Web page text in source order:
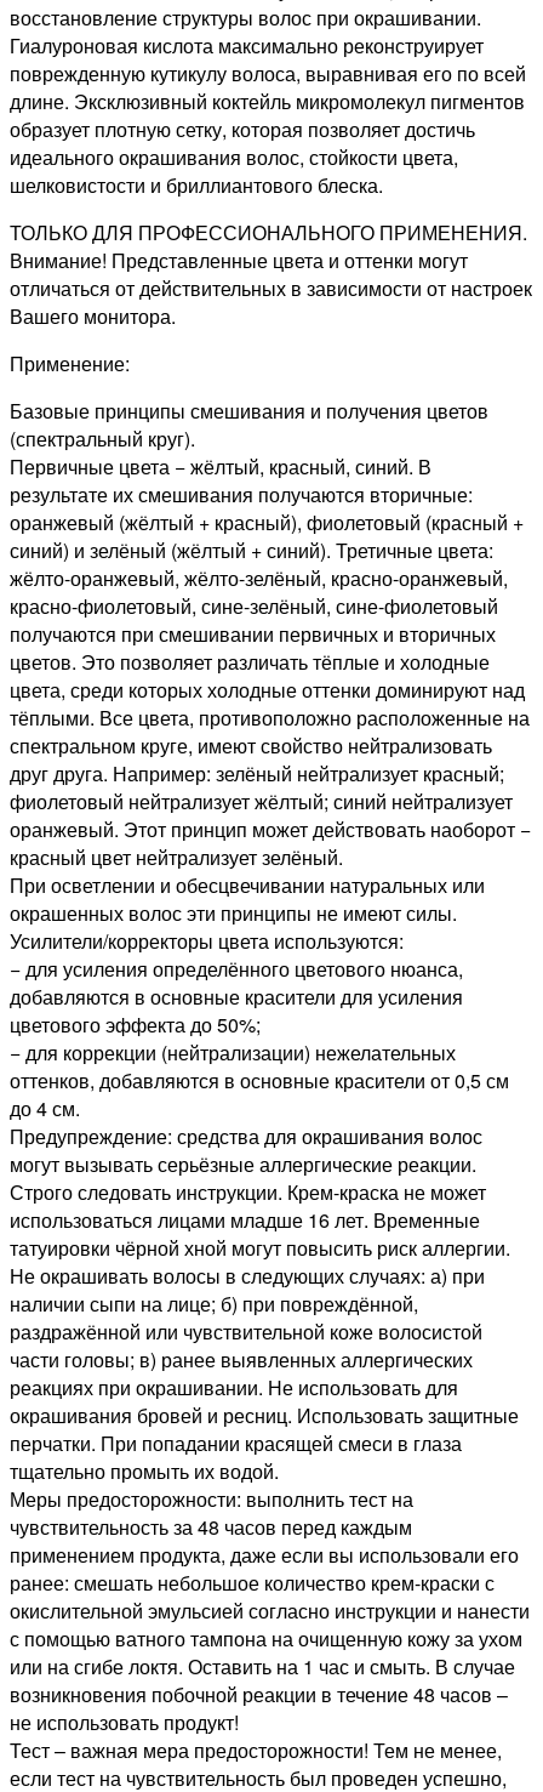
БЛОНДИН
ПЕРЛАМУТРОВЫЙ
ПЕПЕЛЬНЫЙ,
100мл
восстановление структуры волос при окрашивании.
Гиалуроновая кислота максимально реконструирует
поврежденную кутикулу волоса, выравнивая его по всей
длине. Эксклюзивный коктейль микромолекул пигментов
образует плотную сетку, которая позволяет достичь
идеального окрашивания волос, стойкости цвета,
шелковистости и бриллиантового блеска.
ТОЛЬКО ДЛЯ ПРОФЕССИОНАЛЬНОГО ПРИМЕНЕНИЯ.
Внимание! Представленные цвета и оттенки могут
отличаться от действительных в зависимости от настроек
Вашего монитора.
Применение:
Базовые принципы смешивания и получения цветов
(спектральный круг).
Первичные цвета − жёлтый, красный, синий. В
результате их смешивания получаются вторичные:
оранжевый (жёлтый + красный), фиолетовый (красный +
синий) и зелёный (жёлтый + синий). Третичные цвета:
жёлто-оранжевый, жёлто-зелёный, красно-оранжевый,
красно-фиолетовый, сине-зелёный, сине-фиолетовый
получаются при смешивании первичных и вторичных
цветов. Это позволяет различать тёплые и холодные
цвета, среди которых холодные оттенки доминируют над
тёплыми. Все цвета, противоположно расположенные на
спектральном круге, имеют свойство нейтрализовать
друг друга. Например: зелёный нейтрализует красный;
фиолетовый нейтрализует жёлтый; синий нейтрализует
оранжевый. Этот принцип может действовать наоборот −
красный цвет нейтрализует зелёный.
При осветлении и обесцвечивании натуральных или
окрашенных волос эти принципы не имеют силы.
Усилители/корректоры цвета используются:
− для усиления определённого цветового нюанса,
добавляются в основные красители для усиления
цветового эффекта до 50%;
− для коррекции (нейтрализации) нежелательных
оттенков, добавляются в основные красители от 0,5 см
до 4 см.
Предупреждение: средства для окрашивания волос
могут вызывать серьёзные аллергические реакции.
Строго следовать инструкции. Крем-краска не может
использоваться лицами младше 16 лет. Временные
татуировки чёрной хной могут повысить риск аллергии.
Не окрашивать волосы в следующих случаях: а) при
наличии сыпи на лице; б) при повреждённой,
раздражённой или чувствительной коже волосистой
части головы; в) ранее выявленных аллергических
реакциях при окрашивании. Не использовать для
окрашивания бровей и ресниц. Использовать защитные
перчатки. При попадании красящей смеси в глаза
тщательно промыть их водой.
Меры предосторожности: выполнить тест на
чувствительность за 48 часов перед каждым
применением продукта, даже если вы использовали его
ранее: смешать небольшое количество крем-краски с
окислительной эмульсией согласно инструкции и нанести
с помощью ватного тампона на очищенную кожу за ухом
или на сгибе локтя. Оставить на 1 час и смыть. В случае
возникновения побочной реакции в течение 48 часов –
не использовать продукт!
Тест – важная мера предосторожности! Тем не менее,
если тест на чувствительность был проведен успешно,